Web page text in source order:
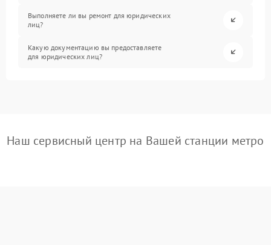
Выполняете ли вы ремонт для юридических
лиц?
Какую документацию вы предоставляете
для юридических лиц?
Наш сервисный центр на Вашей станции метро